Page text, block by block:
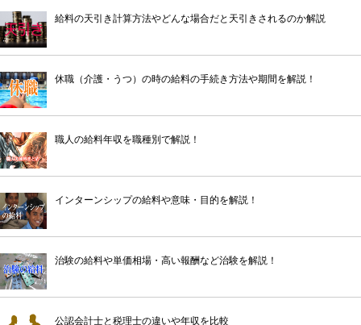
給料の天引き計算方法やどんな場合だと天引きされるのか解説
休職（介護・うつ）の時の給料の手続き方法や期間を解説！
職人の給料年収を職種別で解説！
インターンシップの給料や意味・目的を解説！
治験の給料や単価相場・高い報酬など治験を解説！
公認会計士と税理士の違いや年収を比較